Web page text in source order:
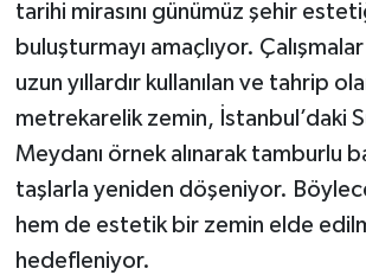
tarihi mirasını günümüz şehir
buluşturmayı amaçlıyor.
uzun yıllardır kullanılan ve tahrip
metrekarelik zemin, İstanbul’daki
Meydanı örnek alınarak tamburlu
taşlarla yeniden döşeniyor.
hem de estetik bir zemin elde
hedefleniyor.